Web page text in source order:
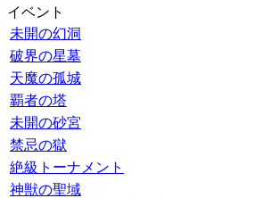
イベント
未開の幻洞
破界の星墓
天魔の孤城
覇者の塔
未開の砂宮
禁忌の獄
絶級トーナメント
神獣の聖域